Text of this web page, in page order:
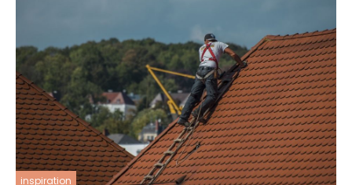
inspiration